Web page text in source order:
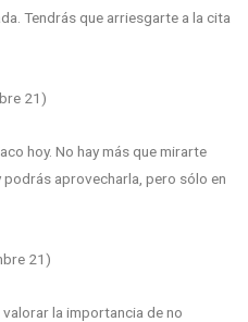
Tendrás que arriesgarte a la cita
21)
hoy. No hay más que mirarte
aprovecharla, pero sólo en
21)
la importancia de no